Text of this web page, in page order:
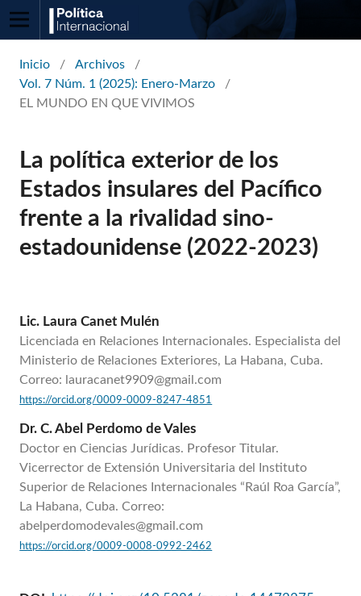
Inicio / Archivos
/
Vol. 7 Núm. 1 (2025): Enero-Marzo
/
EL MUNDO EN QUE VIVIMOS
La política exterior de los
Estados insulares del Pacífico
frente a la rivalidad sino-
estadounidense (2022-2023)
Lic. Laura Canet Mulén
Licenciada en Relaciones Internacionales. Especialista del
Ministerio de Relaciones Exteriores, La Habana, Cuba.
Correo: lauracanet9909@gmail.com
https://orcid.org/0009-0009-8247-4851
Dr. C. Abel Perdomo de Vales
Doctor en Ciencias Jurídicas. Profesor Titular.
Vicerrector de Extensión Universitaria del Instituto
Superior de Relaciones Internacionales “Raúl Roa García”,
La Habana, Cuba. Correo:
abelperdomodevales@gmail.com
https://orcid.org/0009-0008-0992-2462